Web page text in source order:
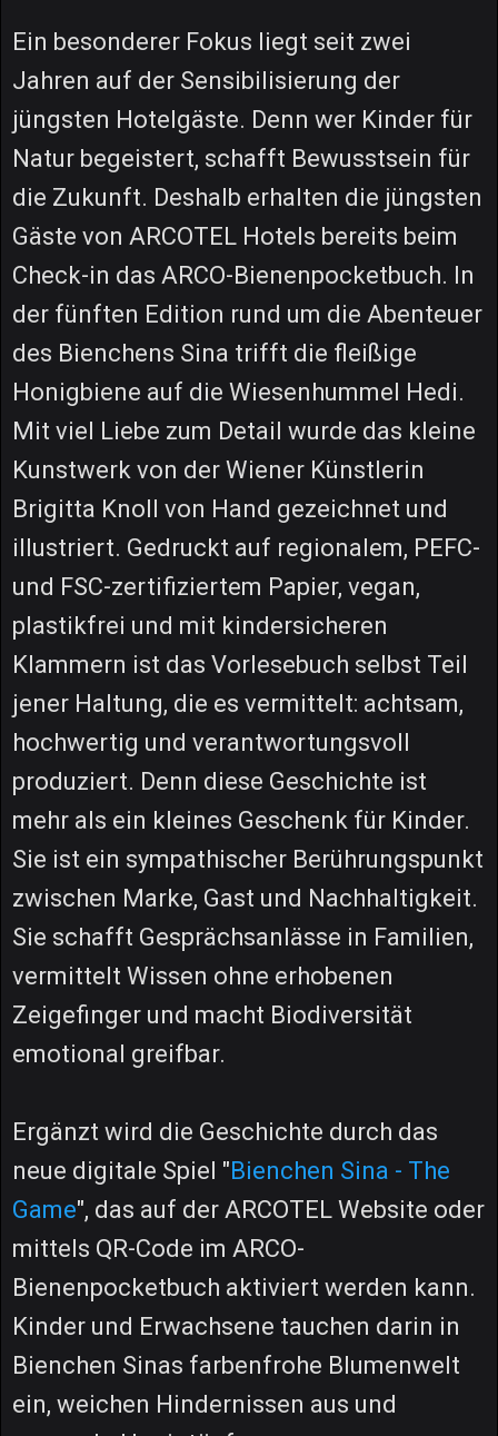
Ein besonderer Fokus liegt seit zwei
Jahren auf der Sensibilisierung der
jüngsten Hotelgäste. Denn wer Kinder für
Natur begeistert, schafft Bewusstsein für
die Zukunft. Deshalb erhalten die jüngsten
Gäste von ARCOTEL Hotels bereits beim
Check-in das ARCO-Bienenpocketbuch. In
der fünften Edition rund um die Abenteuer
des Bienchens Sina trifft die fleißige
Honigbiene auf die Wiesenhummel Hedi.
Mit viel Liebe zum Detail wurde das kleine
Kunstwerk von der Wiener Künstlerin
Brigitta Knoll von Hand gezeichnet und
illustriert. Gedruckt auf regionalem, PEFC-
und FSC-zertifiziertem Papier, vegan,
plastikfrei und mit kindersicheren
Klammern ist das Vorlesebuch selbst Teil
jener Haltung, die es vermittelt: achtsam,
hochwertig und verantwortungsvoll
produziert. Denn diese Geschichte ist
mehr als ein kleines Geschenk für Kinder.
Sie ist ein sympathischer Berührungspunkt
zwischen Marke, Gast und Nachhaltigkeit.
Sie schafft Gesprächsanlässe in Familien,
vermittelt Wissen ohne erhobenen
Zeigefinger und macht Biodiversität
emotional greifbar.
Ergänzt wird die Geschichte durch das
neue digitale Spiel "Bienchen Sina - The
Game", das auf der ARCOTEL Website oder
mittels QR-Code im ARCO-
Bienenpocketbuch aktiviert werden kann.
Kinder und Erwachsene tauchen darin in
Bienchen Sinas farbenfrohe Blumenwelt
ein, weichen Hindernissen aus und